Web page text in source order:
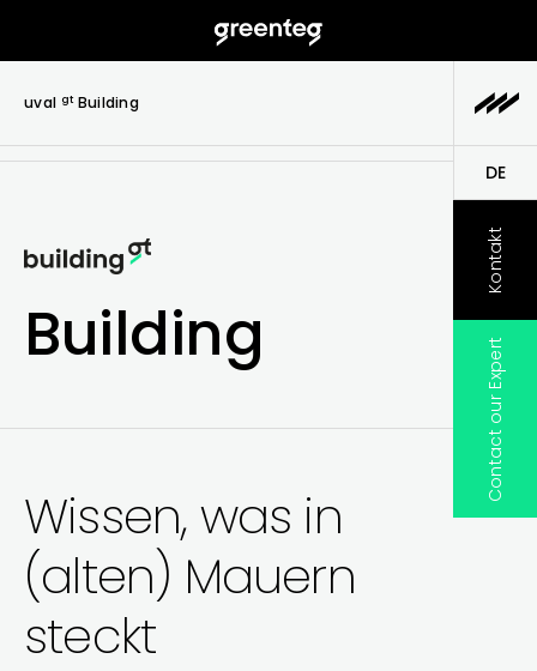
uval gtBuilding
DE
Kontakt
Contact our Expert
Building
Wissen, was in
(alten) Mauern
steckt